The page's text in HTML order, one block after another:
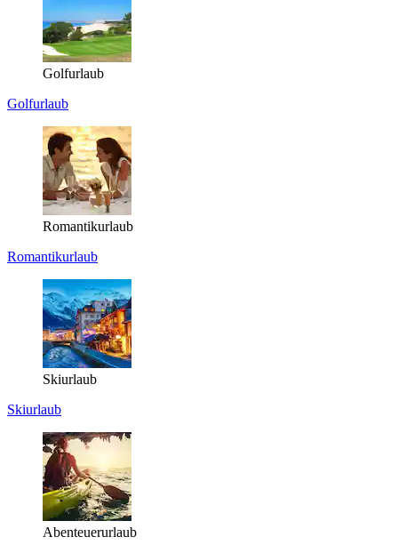
Golfurlaub
Golfurlaub
Romantikurlaub
Romantikurlaub
Skiurlaub
Skiurlaub
Abenteuerurlaub